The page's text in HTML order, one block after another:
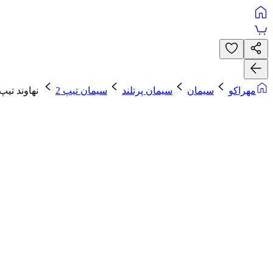
مهراکو سیمان سیمان پرتلند سیمان تیپ 2 نهاوند تیپ 2-325